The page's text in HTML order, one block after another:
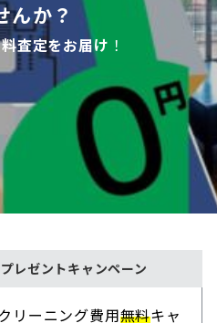
んか？
査定をお届け ！
レゼントキャンペーン
リーニング費用無料キャ